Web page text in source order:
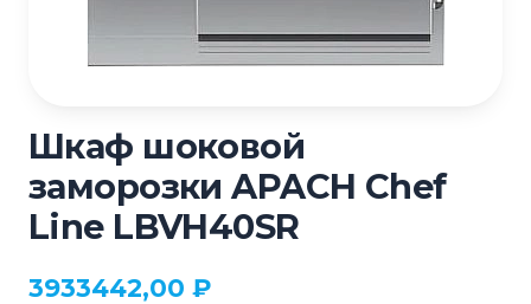
Шкаф шоковой
заморозки APACH Chef
Line LBVH40SR
3933442,00 ₽